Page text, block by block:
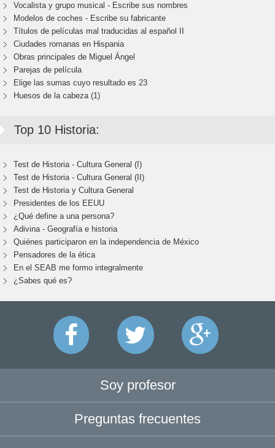
Vocalista y grupo musical - Escribe sus nombres
Modelos de coches - Escribe su fabricante
Títulos de películas mal traducidas al español II
Ciudades romanas en Hispania
Obras principales de Miguel Ángel
Parejas de película
Elige las sumas cuyo resultado es 23
Huesos de la cabeza (1)
Top 10 Historia:
Test de Historia - Cultura General (I)
Test de Historia - Cultura General (II)
Test de Historia y Cultura General
Presidentes de los EEUU
¿Qué define a una persona?
Adivina - Geografía e historia
Quiénes participaron en la independencia de México
Pensadores de la ética
En el SEAB me formo integralmente
¿Sabes qué es?
Soy profesor
Preguntas frecuentes